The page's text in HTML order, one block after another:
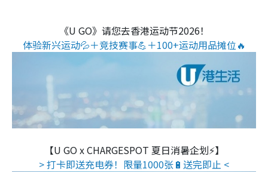
《U GO》请您去香港运动节2026！
体验新兴运动💦＋竞技赛事💪＋100+运动用品摊位🔥
【U GO x CHARGESPOT 夏日消暑企划⚡】
> 打卡即送充电券！限量1000张🔋送完即止 <